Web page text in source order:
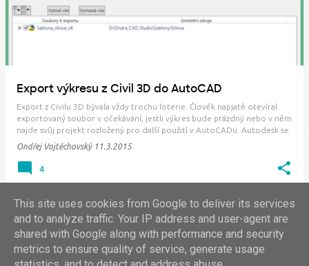
Export výkresu z Civil 3D do AutoCAD
Export z Civilu 3D bývala vždy trochu loterie. Člověk napjatě otevíral
exportovaný soubor v očekávání, jestli výkres bude prázdný nebo v něm
najde svůj projekt rozložený pro další použití v AutoCADu. Autodesk se
problému dlouho nevěnoval. Změna přišla až ve verzi 2015 s možností
"Export výkres…
Ondřej Vojtěchovský 11.3.2015
4
DALŠÍ PŘÍSPĚVKY
This site uses cookies from Google to deliver its services
and to analyze traffic. Your IP address and user-agent are
shared with Google along with performance and security
metrics to ensure quality of service, generate usage